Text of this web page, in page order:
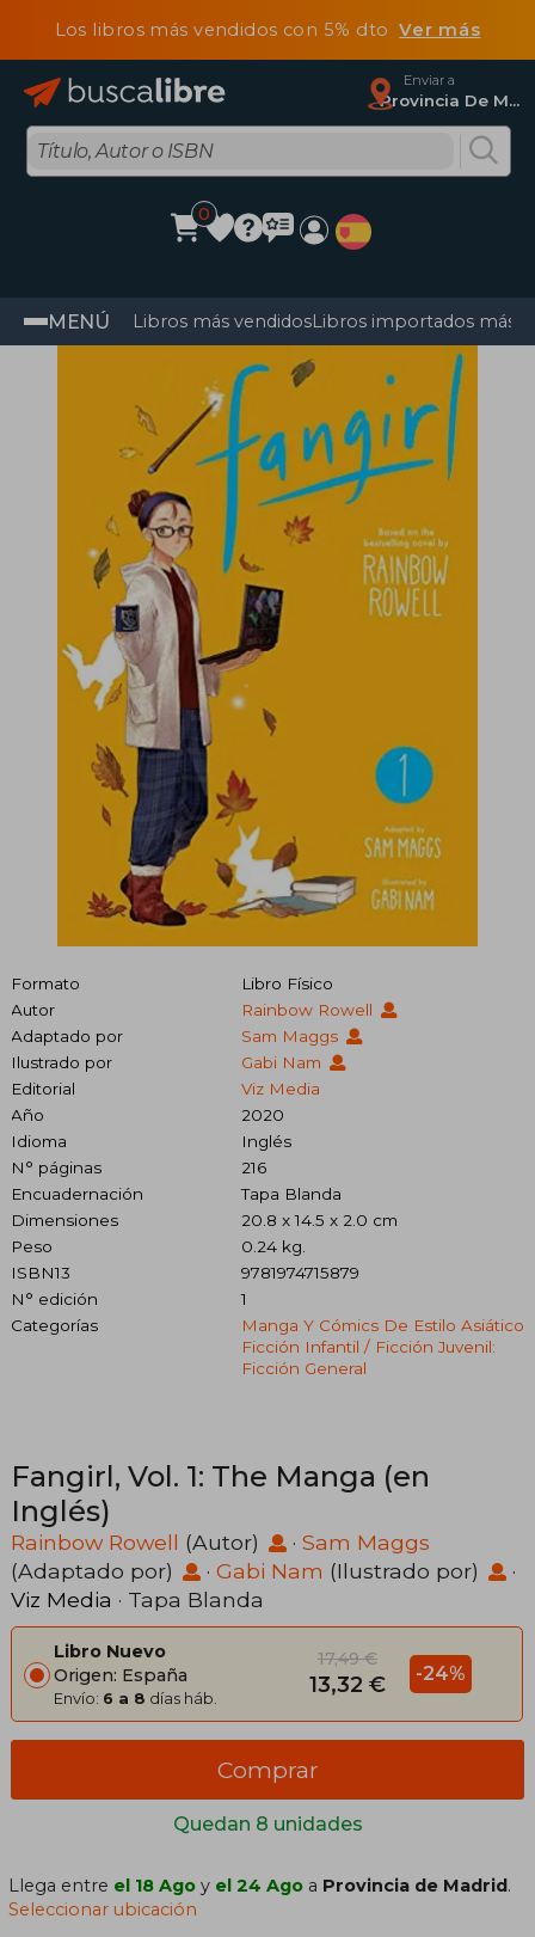
Los libros más vendidos con 5% dtoVer más
Enviar a
Provincia De Madrid
0
MENÚ Libros más vendidosLibros importados más
Formato
Libro Físico
Autor
Rainbow Rowell
Adaptado por
Sam Maggs
Ilustrado por
Gabi Nam
Editorial
Viz Media
Año
2020
Idioma
Inglés
N° páginas
216
Encuadernación
Tapa Blanda
Dimensiones
20.8 x 14.5 x 2.0 cm
Peso
0.24 kg.
ISBN13
9781974715879
N° edición
1
Categorías
Manga Y Cómics De Estilo Asiático
Ficción Infantil / Ficción Juvenil:
Ficción General
Fangirl, Vol. 1: The Manga (en
Inglés)
Rainbow Rowell (Autor) · Sam Maggs
(Adaptado por)
· Gabi Nam (Ilustrado por)
·
Viz Media · Tapa Blanda
Libro Nuevo
Origen: España
Envío: 6 a 8 días háb.
17,49 €
13,32 € -24%
Quedan 8 unidades
Comprar
Llega entre el 18 Ago y el 24 Ago a Provincia de Madrid.
Seleccionar ubicación